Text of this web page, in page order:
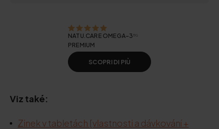
NATU.CARE OMEGA-3ᵀᴳ
PREMIUM
SCOPRI DI PIÙ
Viz také:
Zinek v tabletách [vlastnosti a dávkování +